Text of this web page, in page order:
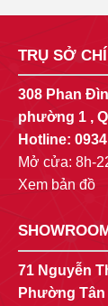
TRỤ SỞ
308 Phan
phường 1 ,
Hotline:
Mở cửa: 8h-
Xem bản đồ
71 Nguyễn
Phường Tân